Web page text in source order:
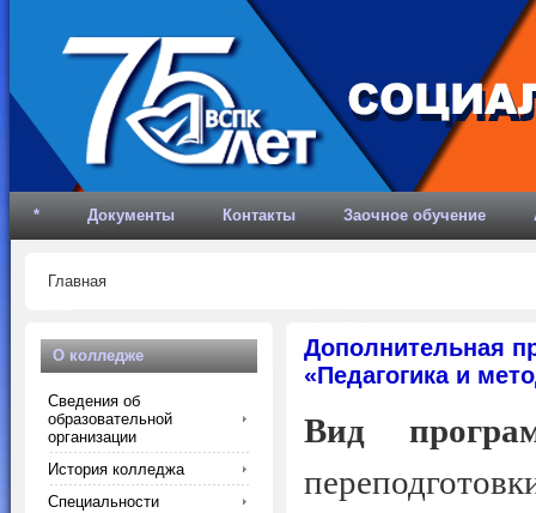
* Документы Контакты Заочное обучение
Главная
Дополнительная
«Педагогика и
Вид
О колледже
Сведения об
образовательной
организации
История колледжа
Специальности